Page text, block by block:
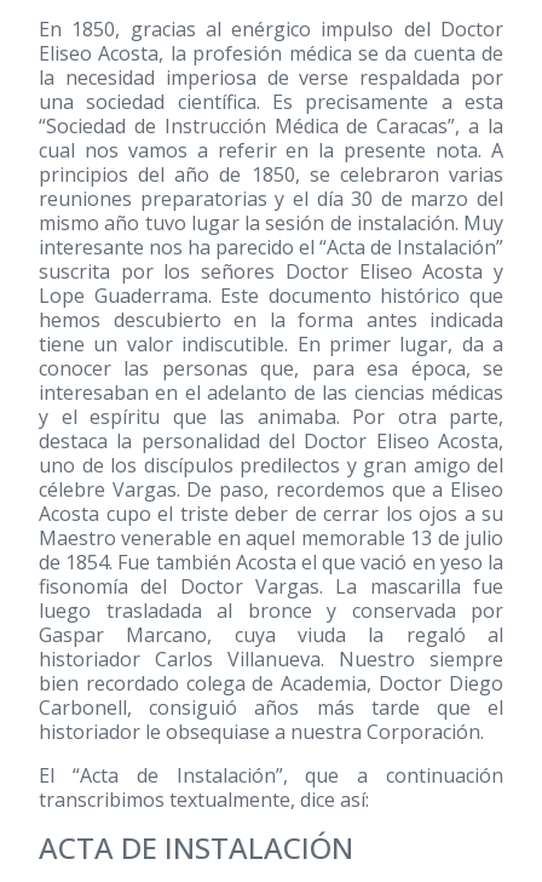
En 1850, gracias al enérgico impulso del Doctor
Eliseo Acosta, la profesión médica se da cuenta de
la necesidad imperiosa de verse respaldada por
una sociedad científica. Es precisamente a esta
“Sociedad de Instrucción Médica de Caracas”, a la
cual nos vamos a referir en la presente nota. A
principios del año de 1850, se celebraron varias
reuniones preparatorias y el día 30 de marzo del
mismo año tuvo lugar la sesión de instalación. Muy
interesante nos ha parecido el “Acta de Instalación”
suscrita por los señores Doctor Eliseo Acosta y
Lope Guaderrama. Este documento histórico que
hemos descubierto en la forma antes indicada
tiene un valor indiscutible. En primer lugar, da a
conocer las personas que, para esa época, se
interesaban en el adelanto de las ciencias médicas
y el espíritu que las animaba. Por otra parte,
destaca la personalidad del Doctor Eliseo Acosta,
uno de los discípulos predilectos y gran amigo del
célebre Vargas. De paso, recordemos que a Eliseo
Acosta cupo el triste deber de cerrar los ojos a su
Maestro venerable en aquel memorable 13 de julio
de 1854. Fue también Acosta el que vació en yeso la
fisonomía del Doctor Vargas. La mascarilla fue
luego trasladada al bronce y conservada por
Gaspar Marcano, cuya viuda la regaló al
historiador Carlos Villanueva. Nuestro siempre
bien recordado colega de Academia, Doctor Diego
Carbonell, consiguió años más tarde que el
historiador le obsequiase a nuestra Corporación.
El “Acta de Instalación”, que a continuación
transcribimos textualmente, dice así:
ACTA DE INSTALACIÓN